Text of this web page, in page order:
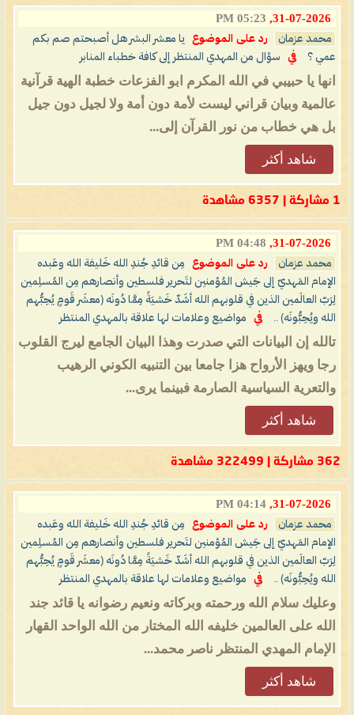
31-07-2026,
05:23 PM
محمد عزمان رد على الموضوع
يا معشر البشر هل أصبحتم صم بكم
عمي ؟
في سؤال من المهدي المنتظر إلى كافة خطباء المنابر
انها يا حبيبي في الله المكرم ابو الفزعات خطبة الهية قرآنية
عالمية وبيان قراني ليست لأمة دون أمة ولا لجيل دون جيل
بل هي خطاب من نور القرآن إلى...
شاهد أكثر
1 مشاركة | 6357 مشاهدة
31-07-2026,
04:48 PM
محمد عزمان رد على الموضوع
مِن قائدِ جُندِ الله خَليفة الله وعَبده
الإمام المَهديّ إلى جَيش المُؤمنين لتَحرير فلسطين وأنصارهم مِن المُسلِمين
لِرَبّ العالَمين الذين في قلوبهم الله أشَدّ خَشيَةً مِمَّا دُونَه (معشَر قَومٍ يُحِبُّهم
الله ويُحِبُّونَه) ..
في مواضيع وعلامات لها علاقة بالمهدي المنتظر
تالله إن البيانات التي صدرت وهذا البيان الجامع ليرج القلوب
رجا ويهز الأرواح هزا جامعا بين التنبيه الكوني الرهيب
والتعرية السياسية الصارمة فبينما يرى...
شاهد أكثر
362 مشاركة | 322499 مشاهدة
31-07-2026,
04:14 PM
محمد عزمان رد على الموضوع
مِن قائدِ جُندِ الله خَليفة الله وعَبده
الإمام المَهديّ إلى جَيش المُؤمنين لتَحرير فلسطين وأنصارهم مِن المُسلِمين
لِرَبّ العالَمين الذين في قلوبهم الله أشَدّ خَشيَةً مِمَّا دُونَه (معشَر قَومٍ يُحِبُّهم
الله ويُحِبُّونَه) ..
في مواضيع وعلامات لها علاقة بالمهدي المنتظر
وعليك سلام الله ورحمته وبركاته ونعيم رضوانه يا قائد جند
الله على العالمين خليفه الله المختار من الله الواحد القهار
الإمام المهدي المنتظر ناصر محمد...
شاهد أكثر